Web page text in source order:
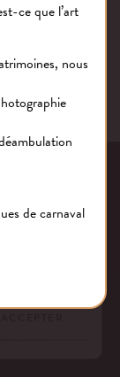
ce que l’art
nous
de carnaval
PARIS | FRANCE
rendre votre